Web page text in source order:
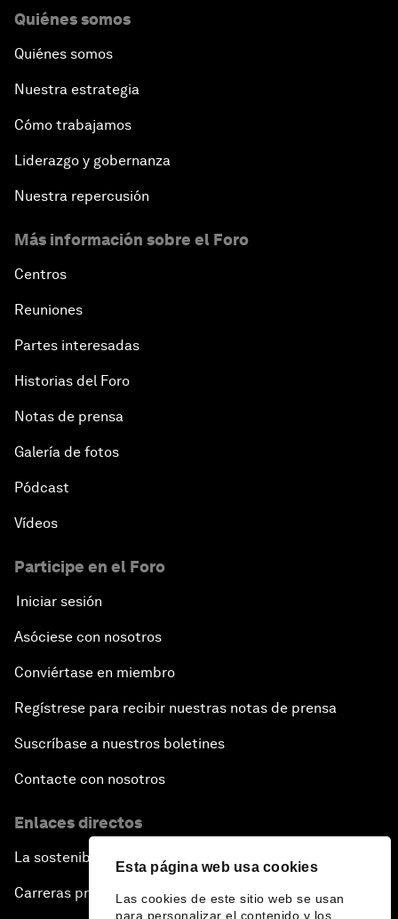
Esta página web usa cookies
Las cookies de este sitio web se usan
para personalizar el contenido y los
Quiénes somos
Quiénes somos
Nuestra estrategia
Cómo trabajamos
Liderazgo y gobernanza
Nuestra repercusión
Más información sobre el Foro
Centros
Reuniones
Partes interesadas
Historias del Foro
Notas de prensa
Galería de fotos
Pódcast
Vídeos
Participe en el Foro
Iniciar sesión
Asóciese con nosotros
Conviértase en miembro
Regístrese para recibir nuestras notas de prensa
Suscríbase a nuestros boletines
Contacte con nosotros
Enlaces directos
La sostenibilidad en el Foro
Carreras profesionales